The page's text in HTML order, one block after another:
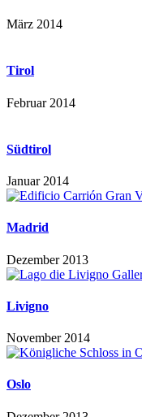
März 2014
Tirol
Februar 2014
Südtirol
Januar 2014
Madrid
Dezember 2013
Livigno
November 2014
Oslo